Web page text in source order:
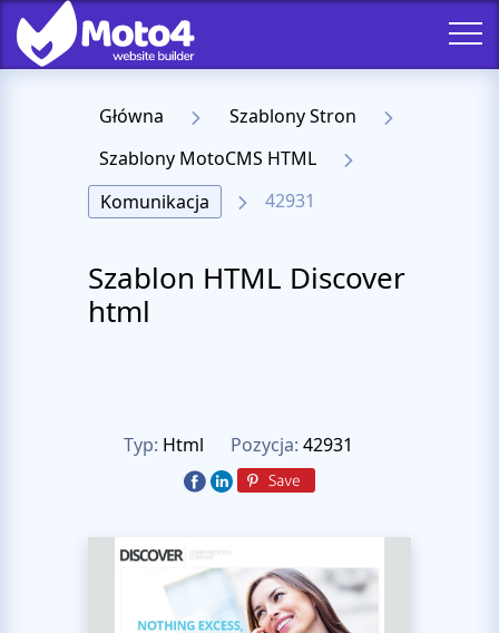
Główna
Szablony Stron
Szablony MotoCMS HTML
Komunikacja
42931
Szablon HTML Discover
html
Typ: Html Pozycja: 42931